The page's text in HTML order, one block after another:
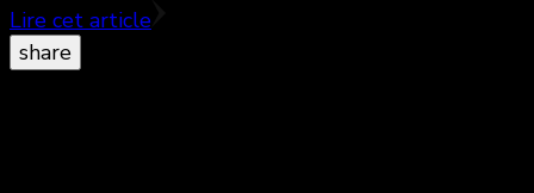
Lire cet article
share